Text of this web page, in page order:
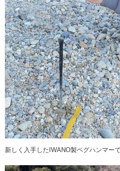
新しく入手したIWANO製ペグハンマー